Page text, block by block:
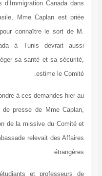
d’Immigration Canada dans
Mme Caplan est priée
pour connaître le sort de M.
à Tunis devrait aussi
sa santé et sa sécurité,
estime le Comité.
à ces demandes hier au
de presse de Mme Caplan,
de la missive du Comité et
relevait des Affaires
étrangères.
étudiants et professeurs de